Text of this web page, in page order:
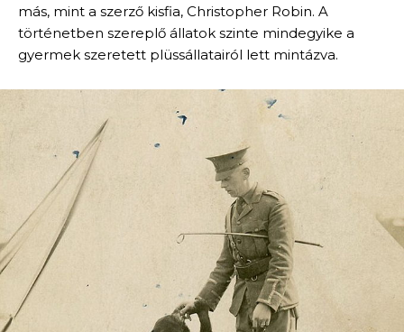
más, mint a szerző kisfia, Christopher Robin. A
történetben szereplő állatok szinte mindegyike a
gyermek szeretett plüssállatairól lett mintázva.